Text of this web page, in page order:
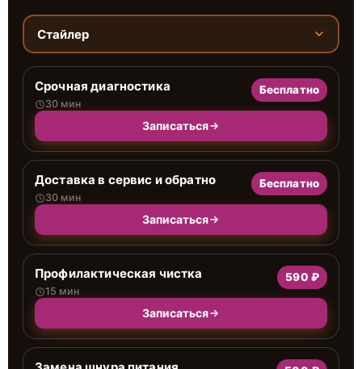
Стайлер
Срочная диагностика
30 мин
Бесплатно
Записаться
Доставка в сервис и обратно
30 мин
Бесплатно
Записаться
Профилактическая чистка
15 мин
590 ₽
Записаться